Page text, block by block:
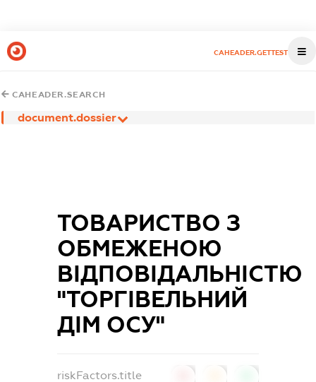
CAHEADER.GETTEST
CAHEADER.SEARCH
document.dossier
ТОВАРИСТВО З
ОБМЕЖЕНОЮ
ВІДПОВІДАЛЬНІСТЮ
"ТОРГІВЕЛЬНИЙ
ДІМ ОСУ"
riskFactors.title